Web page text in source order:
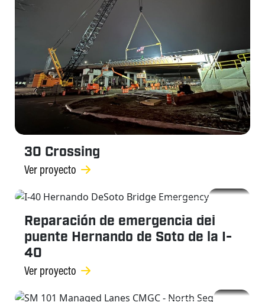
30 Crossing
Ver proyecto
Reparación de emergencia del
puente Hernando de Soto de la I-
40
Ver proyecto